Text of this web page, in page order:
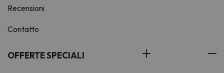
Recensioni
Contatto
OFFERTE SPECIALI